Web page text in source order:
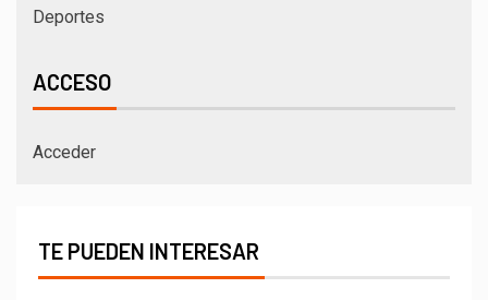
Deportes
ACCESO
Acceder
TE PUEDEN INTERESAR